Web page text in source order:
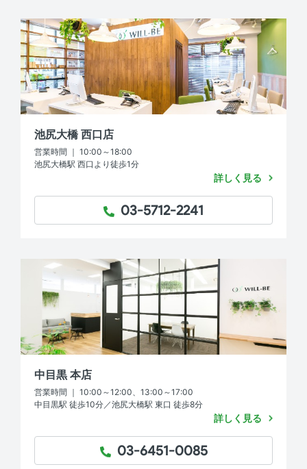
池尻大橋 西口店
営業時間 ｜ 10:00～18:00
池尻大橋駅 西口より徒歩1分
TEL：
03-5712-2241
詳しく見る
中目黒 本店
営業時間 ｜ 10:00～12:00、13:00～17:00
中目黒駅 徒歩10分／池尻大橋駅 東口 徒歩8分
TEL：
03-6451-0085
詳しく見る